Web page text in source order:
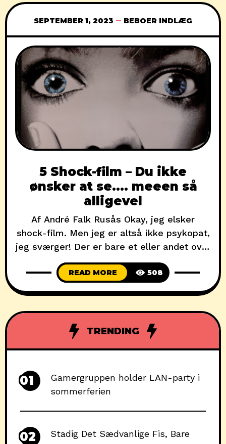
han har gemt alle de tegninger,
SEPTEMBER 1, 2023 BEBOER INDLÆG
5 Shock-film – Du ikke
ønsker at se…. meeen så
alligevel
Af André Falk Rusås Okay, jeg elsker
shock-film. Men jeg er altså ikke psykopat,
jeg sværger! Der er bare et eller andet over
den adrenalinrus der giver, ikke at ane
hvilke voldsomheder filmen man skal til at
se kan byde på. Og så er der faktisk også
videnskabelige artikler
READ MORE 508
TRENDING
01
Gamergruppen holder LAN-party i
sommerferien
02
Stadig Det Sædvanlige Fis, Bare